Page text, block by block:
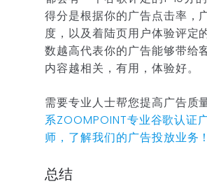
得分是根据你的广告点击率，
度，以及着陆页用户体验评定
数越高代表你的广告能够带给
内容越相关，有用，体验好。
需要专业人士帮您提高广告质
系ZOOMPOINT专业谷歌认证
师，了解我们的广告投放业务！
总结